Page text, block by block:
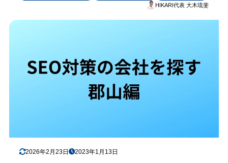
HIKARI代表 大木琉斐
2026年2月23日 2023年1月13日